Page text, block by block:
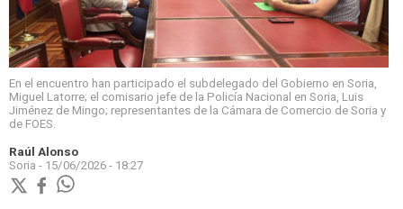
En el encuentro han participado el subdelegado del Gobierno en Soria,
Miguel Latorre; el comisario jefe de la Policía Nacional en Soria, Luis
Jiménez de Mingo; representantes de la Cámara de Comercio de Soria y
de FOES.
Raúl Alonso
Soria - 15/06/2026 - 18:27